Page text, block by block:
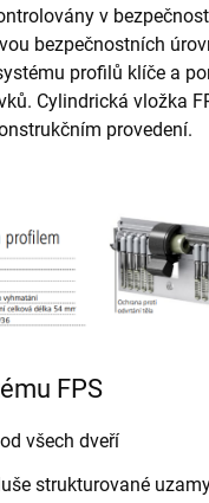
v
bezpečnostních
profilů klíče a
Cylindrická vložka
provedení.
FPS
všech dveří
strukturované